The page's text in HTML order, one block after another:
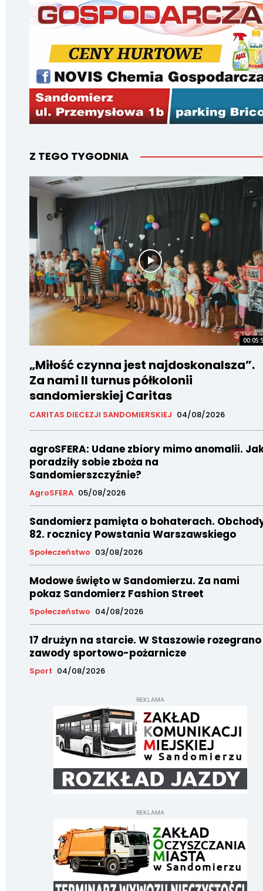
Z TEGO TYGODNIA
„Miłość czynna jest najdoskonalsza”.
Za nami II turnus półkolonii
sandomierskiej Caritas
CARITAS DIECEZJI SANDOMIERSKIEJ 04/08/2026
agroSFERA: Udane zbiory mimo anomalii.
poradziły sobie zboża na
Sandomierszczyźnie?
AgroSFERA 05/08/2026
Sandomierz pamięta o bohaterach.
82. rocznicy Powstania Warszawskiego
Społeczeństwo 03/08/2026
Modowe święto w Sandomierzu. Za nami
pokaz Sandomierz Fashion Street
Społeczeństwo 04/08/2026
17 drużyn na starcie. W Staszowie rozegrano
zawody sportowo-pożarnicze
Sport 04/08/2026
REKLAMA
REKLAMA